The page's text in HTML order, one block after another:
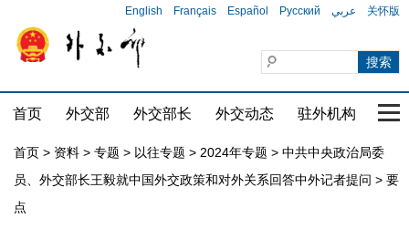
English Français Español Русский عربي 关怀版
首页 外交部 外交部长 外交动态 驻外机构 国
首页 > 资料 > 专题 > 以往专题 > 2024年专题 > 中共中央政治局委
员、外交部长王毅就中国外交政策和对外关系回答中外记者提问 > 要
点